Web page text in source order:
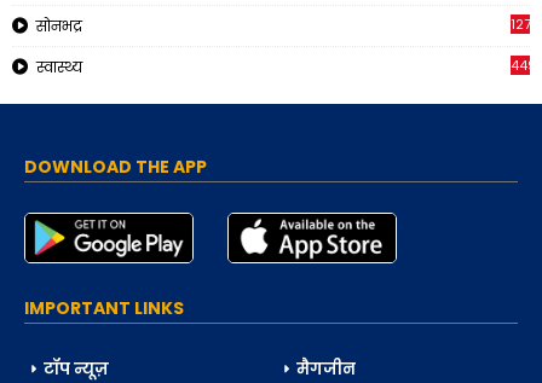
सोनभद्र 1270
स्वास्थ्य 449
DOWNLOAD THE APP
IMPORTANT LINKS
टॉप न्यूज़
मैगजीन